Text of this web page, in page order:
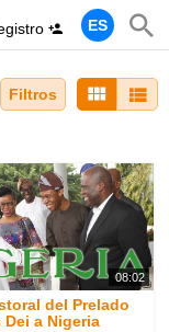
ES
Filtros
08:02
del Prelado
a Nigeria